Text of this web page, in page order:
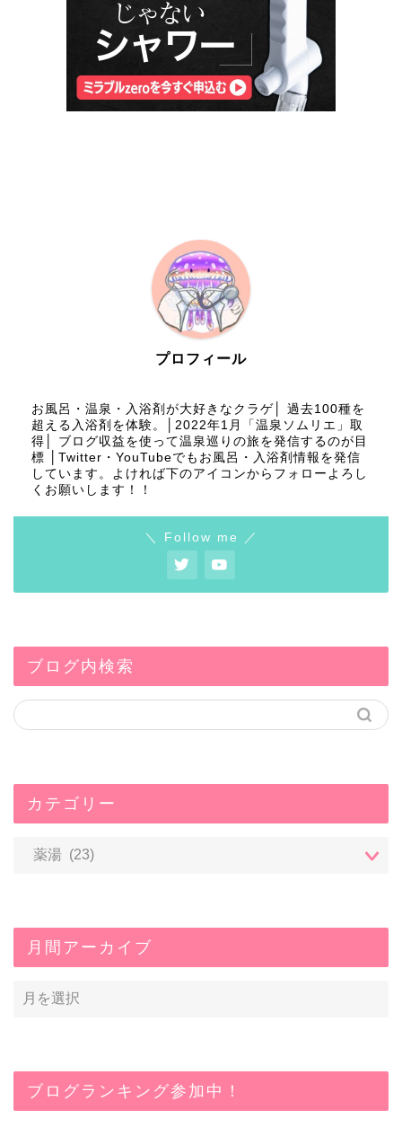
プロフィール
お風呂・温泉・入浴剤が大好きなクラゲ│ 過去100種を
超える入浴剤を体験。│2022年1月「温泉ソムリエ」取
得│ ブログ収益を使って温泉巡りの旅を発信するのが目
標 │Twitter・YouTubeでもお風呂・入浴剤情報を発信
しています。よければ下のアイコンからフォローよろし
くお願いします！！
＼ Follow me ／
ブログ内検索
カテゴリー
月間アーカイブ
ブログランキング参加中！